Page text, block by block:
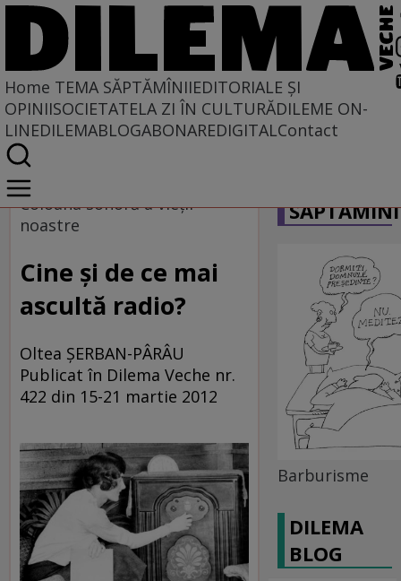
Home TEMA SĂPTĂMÎNIIEDITORIALE ȘI
OPINIISOCIETATELA ZI ÎN CULTURĂDILEME ON-
LINEDILEMABLOGABONAREDIGITALContact
Home
Tema săptămînii
Coloana sonoră a vieţii
noastre
Cine şi de ce mai
ascultă radio?
Oltea ŞERBAN-PÂRÂU
Publicat în Dilema Veche nr.
422 din 15-21 martie 2012
Barburisme
DILEMA
BLOG